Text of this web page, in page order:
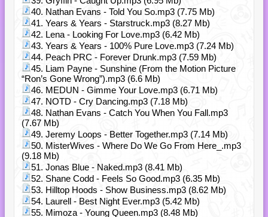
40. Nathan Evans - Told You So.mp3 (7.75 Mb)
41. Years & Years - Starstruck.mp3 (8.27 Mb)
42. Lena - Looking For Love.mp3 (6.42 Mb)
43. Years & Years - 100% Pure Love.mp3 (7.24 Mb)
44. Peach PRC - Forever Drunk.mp3 (7.59 Mb)
45. Liam Payne - Sunshine (From the Motion Picture
“Ron’s Gone Wrong”).mp3 (6.6 Mb)
46. MEDUN - Gimme Your Love.mp3 (6.71 Mb)
47. NOTD - Cry Dancing.mp3 (7.18 Mb)
48. Nathan Evans - Catch You When You Fall.mp3
(7.67 Mb)
49. Jeremy Loops - Better Together.mp3 (7.14 Mb)
50. MisterWives - Where Do We Go From Here_.mp3
(9.18 Mb)
51. Jonas Blue - Naked.mp3 (8.41 Mb)
52. Shane Codd - Feels So Good.mp3 (6.35 Mb)
53. Hilltop Hoods - Show Business.mp3 (8.62 Mb)
54. Laurell - Best Night Ever.mp3 (5.42 Mb)
55. Mimoza - Young Queen.mp3 (8.48 Mb)